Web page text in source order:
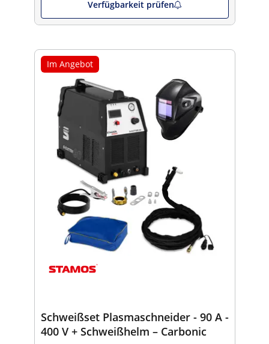
Verfügbarkeit prüfen
Im Angebot
Schweißset Plasmaschneider - 90 A -
400 V + Schweißhelm – Carbonic